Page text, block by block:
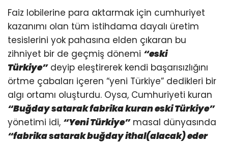
Faiz lobilerine para aktarmak için cumhuriyet
kazanımı olan tüm istihdama dayalı üretim
tesislerini yok pahasına elden çıkaran bu
zihniyet bir de geçmiş dönemi “eski
Türkiye”deyip eleştirerek kendi başarısızlığını
örtme çabaları içeren “yeni Türkiye” dedikleri bir
algı ortamı oluşturdu. Oysa, Cumhuriyeti kuran
“Buğday satarak fabrika kuran eski Türkiye”
yönetimi idi, “Yeni Türkiye”masal dünyasında
“fabrika satarak buğday ithal(alacak) eder